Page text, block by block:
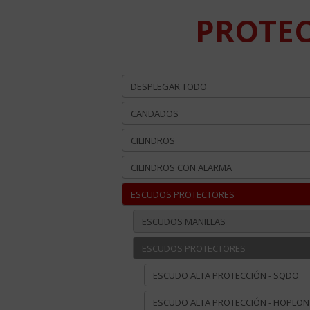
DESPLEGAR TODO
CANDADOS
CILINDROS
CILINDROS CON ALARMA
ESCUDOS PROTECTORES
ESCUDOS MANILLAS
ESCUDOS PROTECTORES
ESCUDO ALTA PROTECCIÓN - SQDO
ESCUDO ALTA PROTECCIÓN - HOPLON